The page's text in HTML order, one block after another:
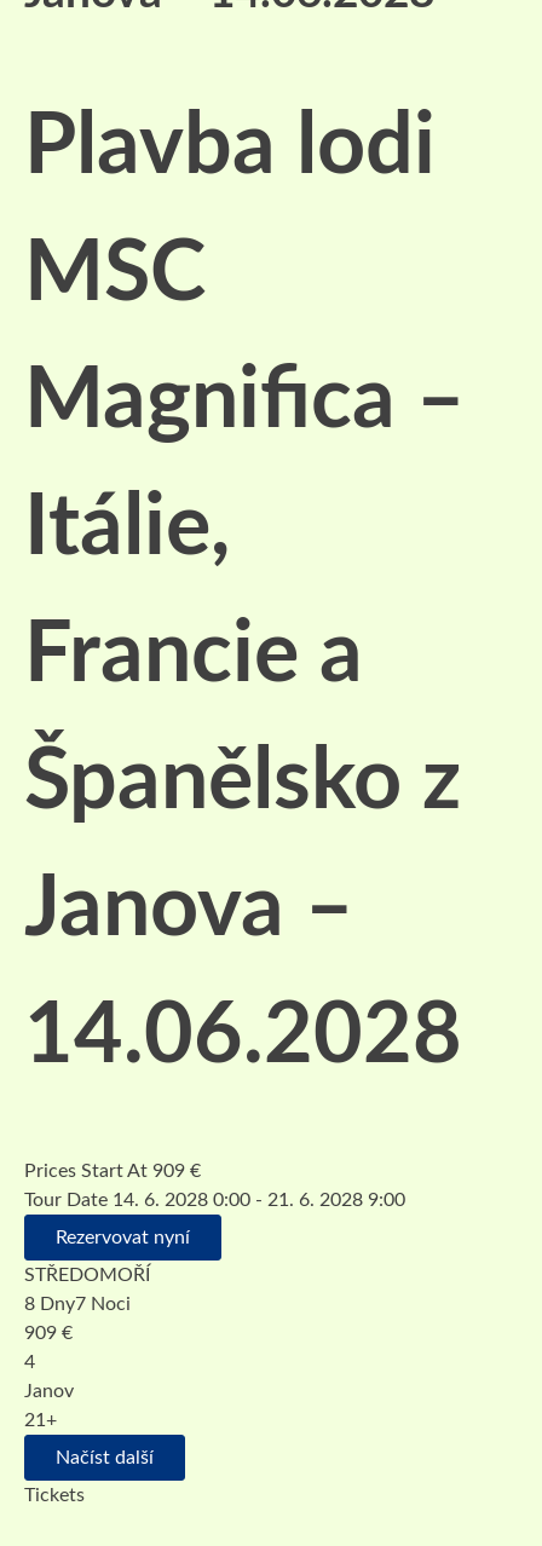
Plavba lodi
MSC
Magnifica –
Itálie,
Francie a
Španělsko z
Janova –
14.06.2028
Prices Start At 909 €
Tour Date 14. 6. 2028 0:00 - 21. 6. 2028 9:00
Rezervovat nyní
STŘEDOMOŘÍ
8 Dny7 Noci
909 €
4
Janov
21+
Načíst další
Tickets